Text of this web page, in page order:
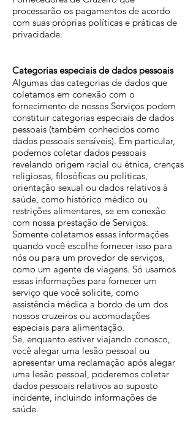
processarão os pagamentos de acordo
com suas próprias políticas e práticas de
privacidade.
Categorias especiais de dados pessoais
Algumas das categorias de dados que
coletamos em conexão com o
fornecimento de nossos Serviços podem
constituir categorias especiais de dados
pessoais (também conhecidos como
dados pessoais sensíveis). Em particular,
podemos coletar dados pessoais
revelando origem racial ou étnica, crenças
religiosas, filosóficas ou políticas,
orientação sexual ou dados relativos à
saúde, como histórico médico ou
restrições alimentares, se em conexão
com nossa prestação de Serviços.
Somente coletamos essas informações
quando você escolhe fornecer isso para
nós ou para um provedor de serviços,
como um agente de viagens. Só usamos
essas informações para fornecer um
serviço que você solicite, como
assistência médica a bordo de um dos
nossos cruzeiros ou acomodações
especiais para alimentação.
Se, enquanto estiver viajando conosco,
você alegar uma lesão pessoal ou
apresentar uma reclamação após alegar
uma lesão pessoal, poderemos coletar
dados pessoais relativos ao suposto
incidente, incluindo informações de
saúde.